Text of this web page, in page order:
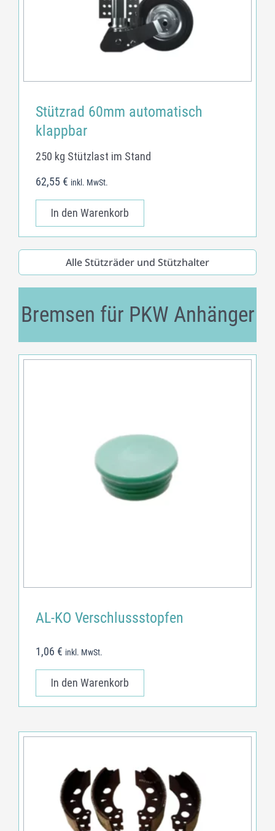
Stützrad 60mm automatisch
klappbar
250 kg Stützlast im Stand
62,55 € inkl. MwSt.
In den Warenkorb
Alle Stützräder und Stützhalter
Bremsen für PKW Anhänger
AL-KO Verschlussstopfen
1,06 € inkl. MwSt.
In den Warenkorb